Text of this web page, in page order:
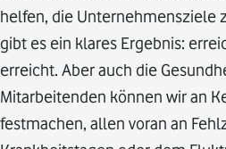
helfen, die Unternehmensziele
gibt es ein klares Ergebnis:
erreicht. Aber auch die
Mitarbeitenden können wir an
festmachen, allen voran an